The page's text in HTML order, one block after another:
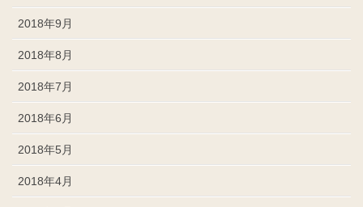
2018年9月
2018年8月
2018年7月
2018年6月
2018年5月
2018年4月